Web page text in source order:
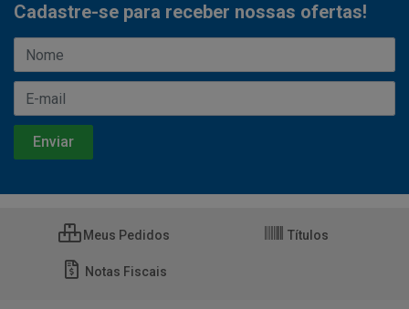
Cadastre-se para receber nossas ofertas!
Meus Pedidos Títulos
Notas Fiscais